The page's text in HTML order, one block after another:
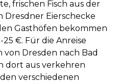
frischen Fisch aus der
Dresdner Eierschecke
Gasthöfen bekommen
25 €. Für die Anreise
von Dresden nach Bad
dort aus verkehren
verschiedenen